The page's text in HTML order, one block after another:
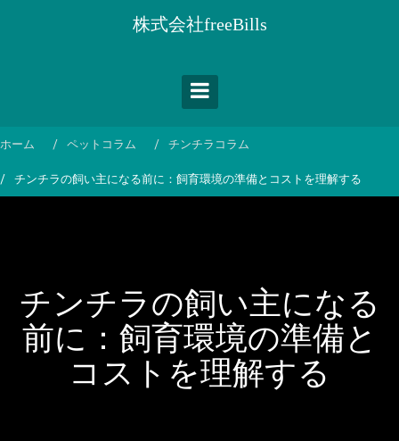
ス
ッ
株式会社freeBills
ホーム ペットコラム チンチラコラム
チンチラの飼い主になる前に：飼育環境の準備とコストを理解する
チンチラの飼い主になる
前に：飼育環境の準備と
コストを理解する